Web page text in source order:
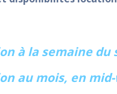
à la semaine du
au mois, en